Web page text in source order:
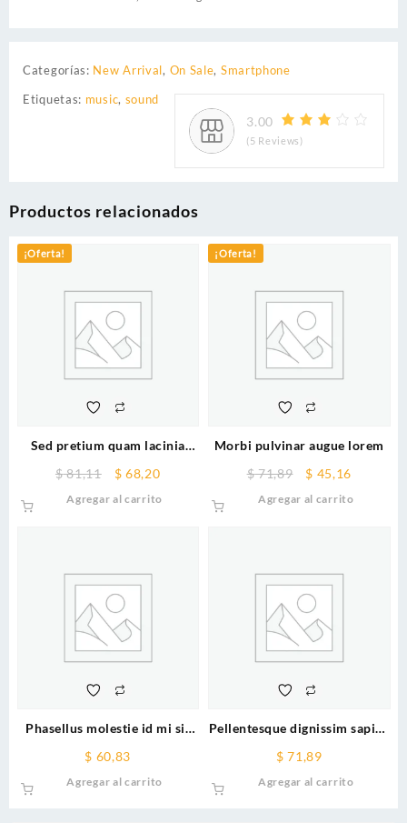
Categorías: New Arrival, On Sale, Smartphone
Etiquetas: music, sound
3.00
(5 Reviews)
Productos relacionados
¡Oferta!
Sed pretium quam lacinia
$81,11
Original
price
$ 68,20Current
Agregar al carrito
¡Oferta!
Morbi pulvinar augue lorem
$71,89
Original
price
$ 45,16
Agregar al carrito
Phasellus molestie id mi sit
$ 60,83
Agregar al carrito
Pellentesque dignissim sapien
$ 71,89
Agregar al carrito